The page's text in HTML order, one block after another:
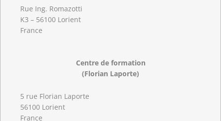
Rue Ing. Romazotti
K3 – 56100 Lorient
France
Centre de formation
(Florian Laporte)
5 rue Florian Laporte
56100 Lorient
France